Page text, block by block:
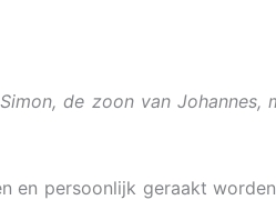
de zoon van Johannes,
en persoonlijk geraakt